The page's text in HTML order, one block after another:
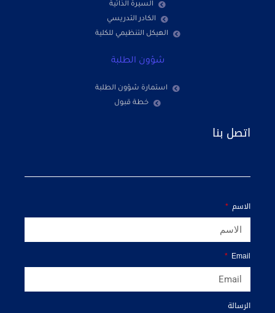
السيرة الذاتية
الكادر التدريسي
الهيكل التنظيمي للكلية
شؤون الطلبة
استمارة شؤون الطلبة
خطة قبول
اتصل بنا
الاسم
Email
الرسالة